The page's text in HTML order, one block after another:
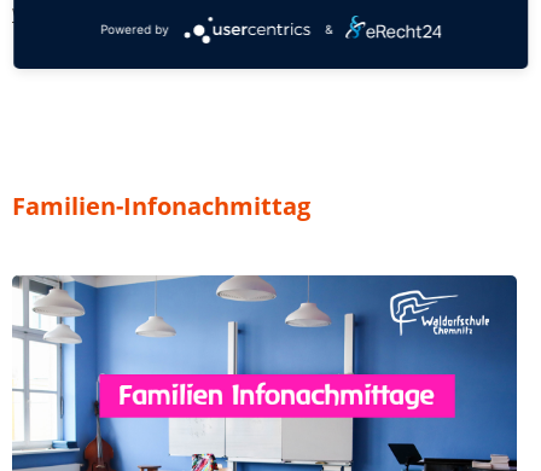
Weiterlesen …
Waldorf
Kleiderbasar
Familien-Infonachmittag
Powered by &